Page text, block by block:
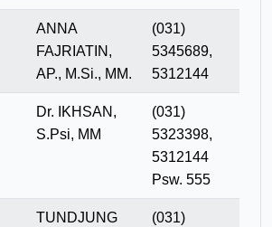
ANNA
FAJRIATIN,
AP., M.Si., MM.
(031)
5345689,
5312144
Dr. IKHSAN,
S.Psi, MM
(031)
5323398,
5312144
Psw. 555
TUNDJUNG
(031)